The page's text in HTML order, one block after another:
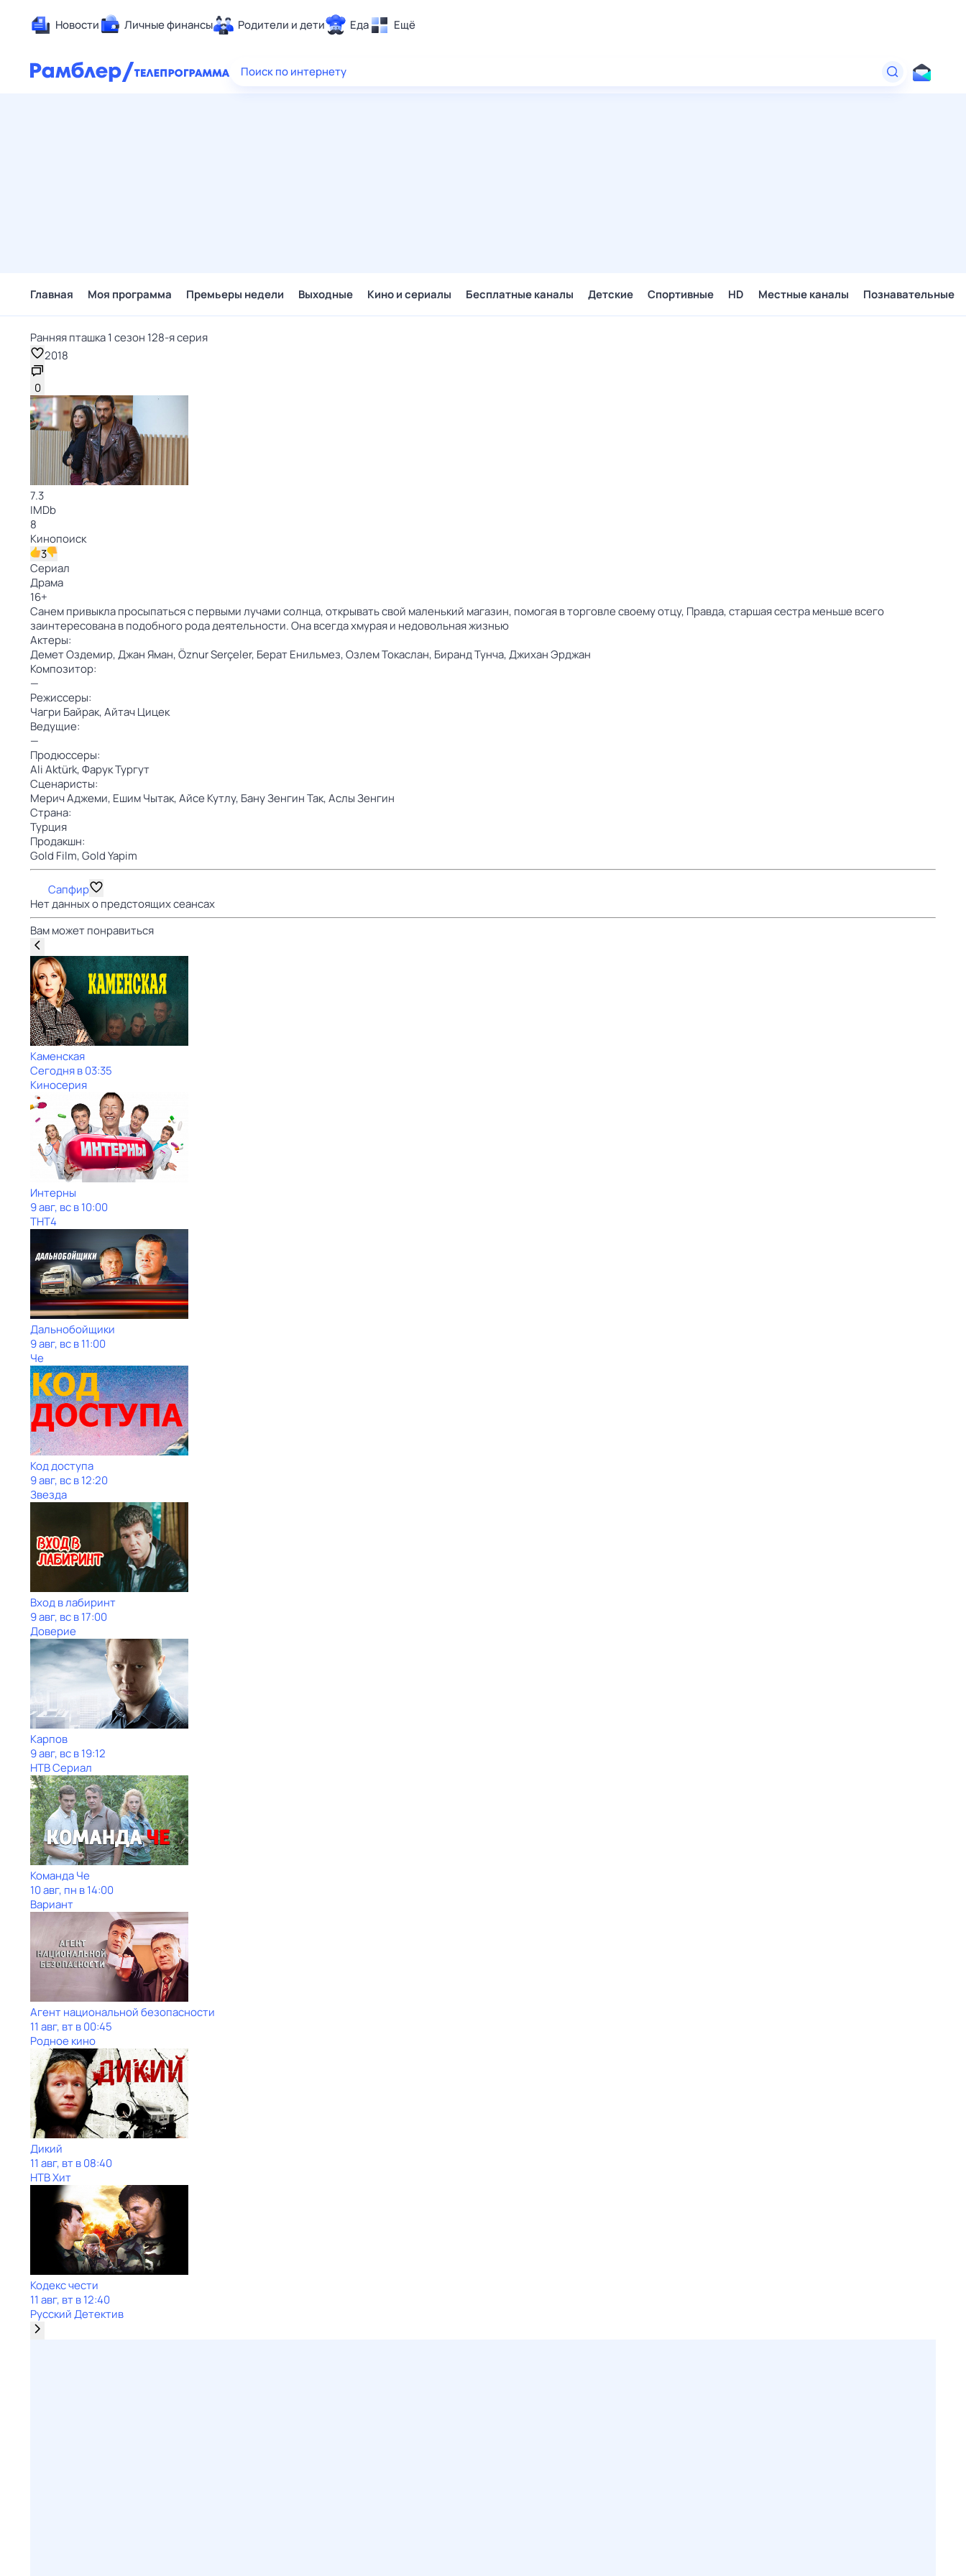
Новости Личные финансы Родители и дети Еда Ещё
Здоровье
Поиск по интернету
Главная Моя программа Премьеры недели Выходные Кино и сериалы Бесплатные каналы Детские Спортивные HD Местные каналы Познавательные
Ранняя пташка 1 сезон 128-я серия
2018
0
7.3
IMDb
8
Кинопоиск
3
Сериал
Драма
16+
Санем привыкла просыпаться с первыми лучами солнца, открывать свой маленький магазин, помогая в торговле своему отцу, Правда, старшая сестра меньше всего
заинтересована в подобного рода деятельности. Она всегда хмурая и недовольная жизнью
Актеры:
Демет Оздемир,Джан Яман,Öznur Serçeler, Берат Енильмез,Озлем Токаслан, Биранд Тунча,Джихан Эрджан
Композитор:
—
Режиссеры:
Чагри Байрак,Айтач Цицек
Ведущие:
—
Продюссеры:
Ali Aktürk,Фарук Тургут
Сценаристы:
Мерич Аджеми, Ешим Чытак,Айсе Кутлу, Бану Зенгин Так,Аслы Зенгин
Страна:
Турция
Продакшн:
Gold Film,Gold Yapim
Сапфир
Нет данных о предстоящих сеансах
Вам может понравиться
Каменская
Сегодня в 03:35
Киносерия
Интерны
9 авг, вс в 10:00
ТНТ4
Дальнобойщики
9 авг, вс в 11:00
Че
Код доступа
9 авг, вс в 12:20
Звезда
Вход в лабиринт
9 авг, вс в 17:00
Доверие
Карпов
9 авг, вс в 19:12
НТВ Сериал
Команда Че
10 авг, пн в 14:00
Вариант
Агент национальной безопасности
11 авг, вт в 00:45
Родное кино
Дикий
11 авг, вт в 08:40
НТВ Хит
Кодекс чести
11 авг, вт в 12:40
Русский Детектив